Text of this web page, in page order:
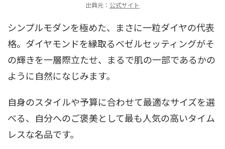
出典元： 公式サイト
シンプルモダンを極めた、まさに一粒ダイヤの代表
格。ダイヤモンドを縁取るベゼルセッティングがそ
の輝きを一層際立たせ、まるで肌の一部であるかの
ように自然になじみます。
自身のスタイルや予算に合わせて最適なサイズを選
べる、自分へのご褒美として最も人気の高いタイム
レスな名品です。